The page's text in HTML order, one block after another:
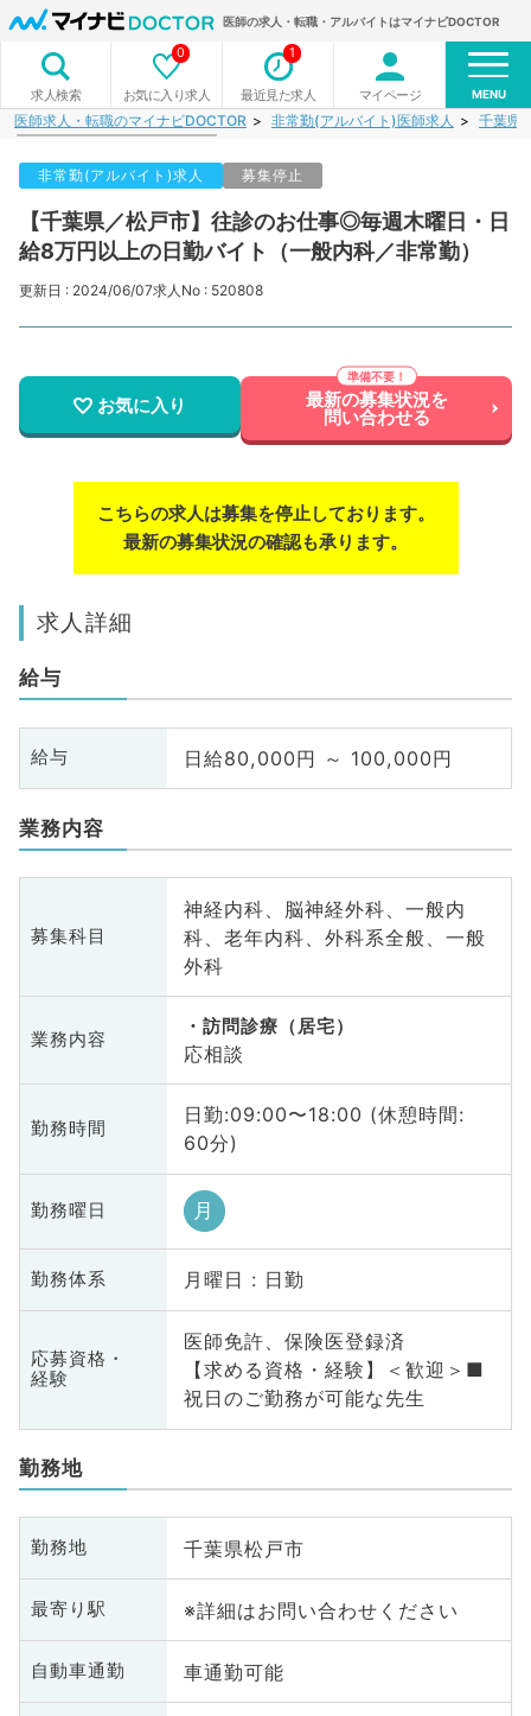
医師の求人・転職・アルバイトはマイナビDOCTOR
求人検索 お気に入り求人
0
最近見た求人
1
マイページ MENU
医師求人・転職のマイナビDOCTOR 非常勤(アルバイト)医師求人 千葉県
非常勤(アルバイト)求人 募集停止
【千葉県／松戸市】往診のお仕事◎毎週木曜日・日
給8万円以上の日勤バイト（一般内科／非常勤）
更新日 : 2024/06/07求人No : 520808
お気に入り 最新の募集状況を
問い合わせる
こちらの求人は募集を停止しております。
最新の募集状況の確認も承ります。
求人詳細
給与
給与 日給80,000円 ～ 100,000円
業務内容
募集科目
神経内科、脳神経外科、一般内
科、老年内科、外科系全般、一般
外科
業務内容
訪問診療（居宅）
応相談
勤務時間
日勤:09:00〜18:00 (休憩時間:
60分)
勤務曜日 月
勤務体系 月曜日 : 日勤
応募資格・
経験
医師免許、保険医登録済
【求める資格・経験】＜歓迎＞■
祝日のご勤務が可能な先生
勤務地
勤務地 千葉県松戸市
最寄り駅 ※詳細はお問い合わせください
自動車通勤 車通勤可能